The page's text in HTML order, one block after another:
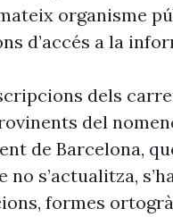
organisme
d’accés a la
dels
del
de Barcelona,
no s’actualitza,
formes